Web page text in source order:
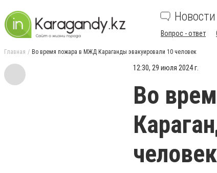
Новости
Вопрос - ответ
Главная Во время пожара в МЖД Караганды эвакуировали 10 человек
12:30, 29 июля 2024 г.
Во
человек